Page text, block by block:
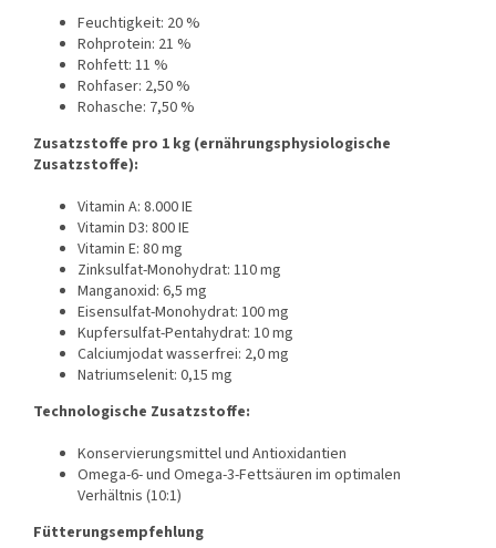
Feuchtigkeit: 20 %
Rohprotein: 21 %
Rohfett: 11 %
Rohfaser: 2,50 %
Rohasche: 7,50 %
Zusatzstoffe pro 1 kg (ernährungsphysiologische
Zusatzstoffe):
Vitamin A: 8.000 IE
Vitamin D3: 800 IE
Vitamin E: 80 mg
Zinksulfat-Monohydrat: 110 mg
Manganoxid: 6,5 mg
Eisensulfat-Monohydrat: 100 mg
Kupfersulfat-Pentahydrat: 10 mg
Calciumjodat wasserfrei: 2,0 mg
Natriumselenit: 0,15 mg
Technologische Zusatzstoffe:
Konservierungsmittel und Antioxidantien
Omega-6- und Omega-3-Fettsäuren im optimalen
Verhältnis (10:1)
Fütterungsempfehlung